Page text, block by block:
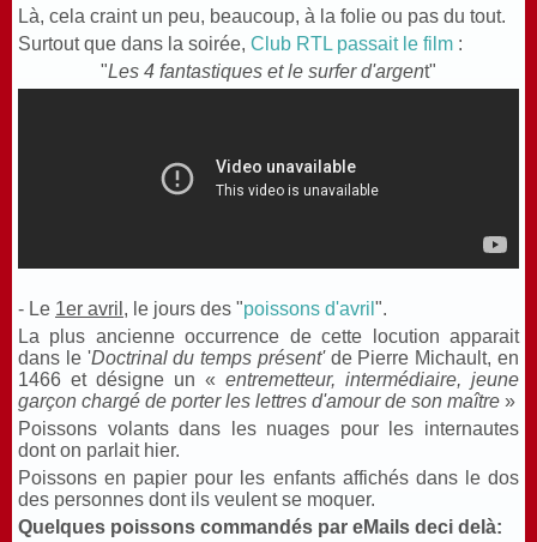
Là, cela craint un peu, beaucoup, à la folie ou pas du tout.
Surtout que dans la soirée, Club RTL passait le film :
"Les 4 fantastiques et le surfer d'argent"
- Le 1er avril, le jours des "poissons d'avril ".
La plus ancienne occurrence de cette locution apparait
dans le 'Doctrinal du temps présent'de Pierre Michault, en
1466 etdésigne un « entremetteur, intermédiaire, jeune
garçon chargé de porter les lettres d'amour de son maître »
Poissons volants dans les nuages pour les internautes
dont on parlait hier.
Poissons en papier pour les enfants affichés dans le dos
des personnes dont ils veulent se moquer.
Quelques poissons commandés par eMails deci delà: